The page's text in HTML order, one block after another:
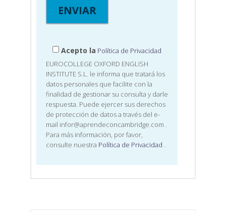
Acepto la Política de Privacidad
EUROCOLLEGE OXFORD ENGLISH
INSTITUTE S.L. le informa que tratará los
datos personales que facilite con la
finalidad de gestionar su consulta y darle
respuesta. Puede ejercer sus derechos
de protección de datos a través del e-
mail infor@aprendeconcambridge.com .
Para más información, por favor,
consulte nuestra Política de Privacidad .